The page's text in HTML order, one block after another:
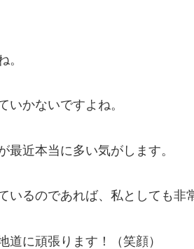
。
いかないですよね。
近本当に多い気がします。
るのであれば、私としても非
道に頑張ります！（笑顔）